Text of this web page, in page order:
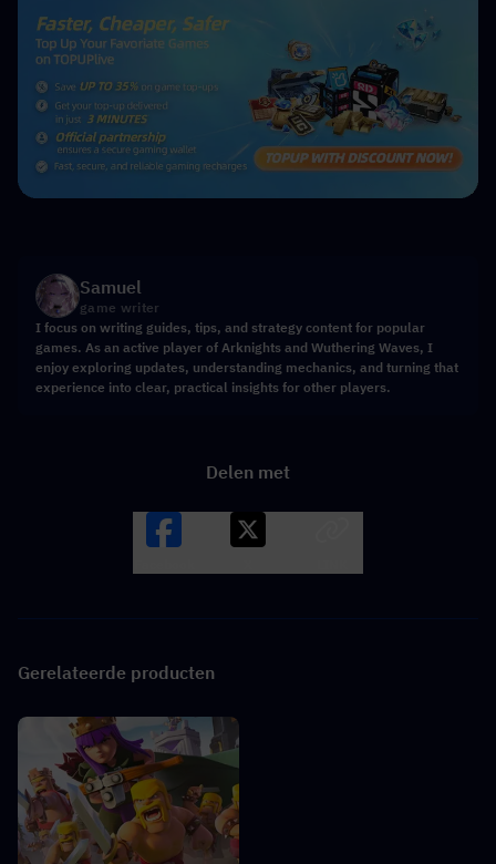
Samuel
game writer
I focus on writing guides, tips, and strategy content for popular
games. As an active player of Arknights and Wuthering Waves, I
enjoy exploring updates, understanding mechanics, and turning that
experience into clear, practical insights for other players.
Delen met
Gerelateerde producten